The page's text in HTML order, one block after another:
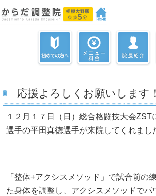
応援よろしくお願いします！
１２月１７日（日）総合格闘技大会ZST
選手の平田真徳選手が来院してくれまし
「整体+アクシスメソッド」で試合前の
た身体を調整し、アクシスメソッドでパ